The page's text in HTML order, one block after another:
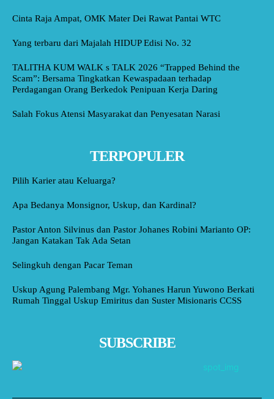
Cinta Raja Ampat, OMK Mater Dei Rawat Pantai WTC
Yang terbaru dari Majalah HIDUP Edisi No. 32
TALITHA KUM WALK s TALK 2026 “Trapped Behind the
Scam”: Bersama Tingkatkan Kewaspadaan terhadap
Perdagangan Orang Berkedok Penipuan Kerja Daring
Salah Fokus Atensi Masyarakat dan Penyesatan Narasi
TERPOPULER
Pilih Karier atau Keluarga?
Apa Bedanya Monsignor, Uskup, dan Kardinal?
Pastor Anton Silvinus dan Pastor Johanes Robini Marianto OP:
Jangan Katakan Tak Ada Setan
Selingkuh dengan Pacar Teman
Uskup Agung Palembang Mgr. Yohanes Harun Yuwono Berkati
Rumah Tinggal Uskup Emiritus dan Suster Misionaris CCSS
SUBSCRIBE